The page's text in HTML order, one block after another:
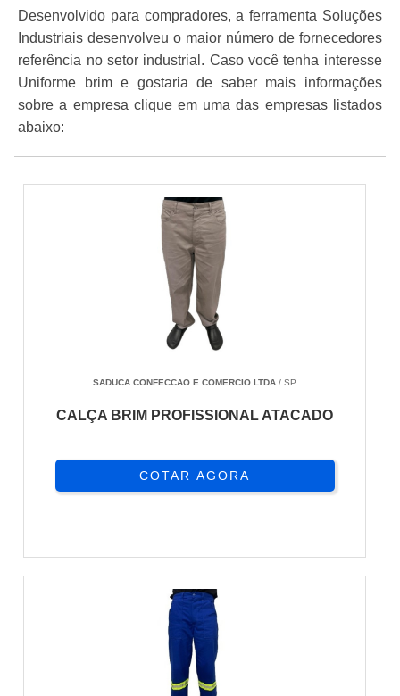
Desenvolvido para compradores, a ferramenta Soluções
Industriais desenvolveu o maior número de fornecedores
referência no setor industrial. Caso você tenha interesse
Uniforme brim e gostaria de saber mais informações
sobre a empresa clique em uma das empresas listados
abaixo:
SADUCA CONFECCAO E COMERCIO LTDA / SP
CALÇA BRIM PROFISSIONAL ATACADO
COTAR AGORA